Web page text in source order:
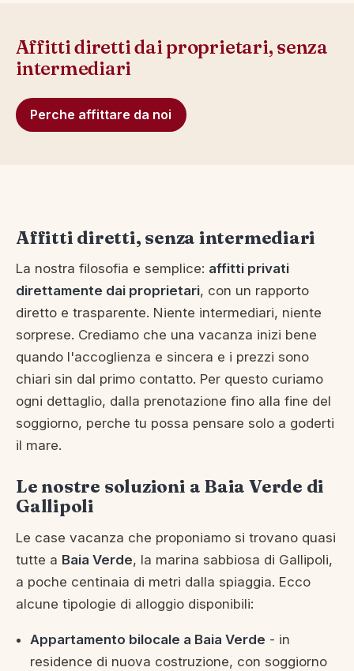
Affitti diretti dai proprietari, senza
intermediari
Perche affittare da noi
Affitti diretti, senza intermediari
La nostra filosofia e semplice: affitti privati
direttamente dai proprietari, con un rapporto
diretto e trasparente. Niente intermediari, niente
sorprese. Crediamo che una vacanza inizi bene
quando l'accoglienza e sincera e i prezzi sono
chiari sin dal primo contatto. Per questo curiamo
ogni dettaglio, dalla prenotazione fino alla fine del
soggiorno, perche tu possa pensare solo a goderti
il mare.
Le nostre soluzioni a Baia Verde di
Gallipoli
Le case vacanza che proponiamo si trovano quasi
tutte a Baia Verde, la marina sabbiosa di Gallipoli,
a poche centinaia di metri dalla spiaggia. Ecco
alcune tipologie di alloggio disponibili:
Appartamento bilocale a Baia Verde - in
residence di nuova costruzione, con soggiorno